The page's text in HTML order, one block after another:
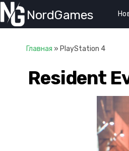
NordGames
Главная » PlayStation 4
Resident